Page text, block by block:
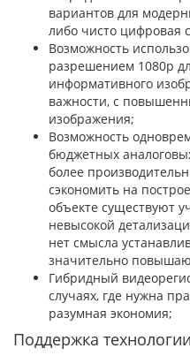
вариантов для
либо чисто цифровая
Возможность
разрешением 1080p
информативного
важности, с
изображения;
Возможность
бюджетных
более
сэкономить на
объекте существуют
невысокой
нет смысла
значительно
Гибридный
случаях, где нужна
разумная экономия;
Поддержка